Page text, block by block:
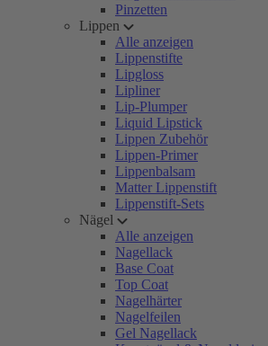
Pinzetten
Lippen
Alle anzeigen
Lippenstifte
Lipgloss
Lipliner
Lip-Plumper
Liquid Lipstick
Lippen Zubehör
Lippen-Primer
Lippenbalsam
Matter Lippenstift
Lippenstift-Sets
Nägel
Alle anzeigen
Nagellack
Base Coat
Top Coat
Nagelhärter
Nagelfeilen
Gel Nagellack